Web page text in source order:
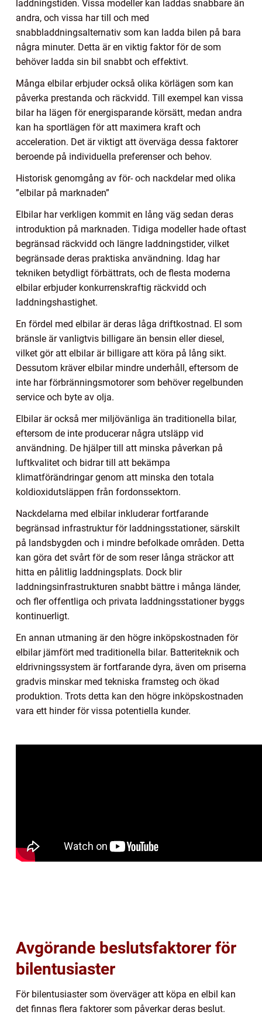
laddningstiden. Vissa modeller kan laddas snabbare än
andra, och vissa har till och med
snabbladdningsalternativ som kan ladda bilen på bara
några minuter. Detta är en viktig faktor för de som
behöver ladda sin bil snabbt och effektivt.
Många elbilar erbjuder också olika körlägen som kan
påverka prestanda och räckvidd. Till exempel kan vissa
bilar ha lägen för energisparande körsätt, medan andra
kan ha sportlägen för att maximera kraft och
acceleration. Det är viktigt att överväga dessa faktorer
beroende på individuella preferenser och behov.
Historisk genomgång av för- och nackdelar med olika
”elbilar på marknaden”
Elbilar har verkligen kommit en lång väg sedan deras
introduktion på marknaden. Tidiga modeller hade oftast
begränsad räckvidd och längre laddningstider, vilket
begränsade deras praktiska användning. Idag har
tekniken betydligt förbättrats, och de flesta moderna
elbilar erbjuder konkurrenskraftig räckvidd och
laddningshastighet.
En fördel med elbilar är deras låga driftkostnad. El som
bränsle är vanligtvis billigare än bensin eller diesel,
vilket gör att elbilar är billigare att köra på lång sikt.
Dessutom kräver elbilar mindre underhåll, eftersom de
inte har förbränningsmotorer som behöver regelbunden
service och byte av olja.
Elbilar är också mer miljövänliga än traditionella bilar,
eftersom de inte producerar några utsläpp vid
användning. De hjälper till att minska påverkan på
luftkvalitet och bidrar till att bekämpa
klimatförändringar genom att minska den totala
koldioxidutsläppen från fordonssektorn.
Nackdelarna med elbilar inkluderar fortfarande
begränsad infrastruktur för laddningsstationer, särskilt
på landsbygden och i mindre befolkade områden. Detta
kan göra det svårt för de som reser långa sträckor att
hitta en pålitlig laddningsplats. Dock blir
laddningsinfrastrukturen snabbt bättre i många länder,
och fler offentliga och privata laddningsstationer byggs
kontinuerligt.
En annan utmaning är den högre inköpskostnaden för
elbilar jämfört med traditionella bilar. Batteriteknik och
eldrivningssystem är fortfarande dyra, även om priserna
gradvis minskar med tekniska framsteg och ökad
produktion. Trots detta kan den högre inköpskostnaden
vara ett hinder för vissa potentiella kunder.
Avgörande beslutsfaktorer för
bilentusiaster
För bilentusiaster som överväger att köpa en elbil kan
det finnas flera faktorer som påverkar deras beslut.